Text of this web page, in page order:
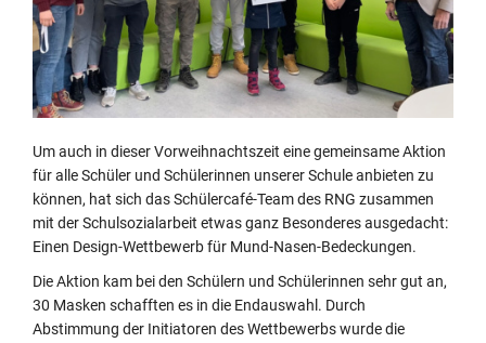
Um auch in dieser Vorweihnachtszeit eine gemeinsame Aktion
für alle Schüler und Schülerinnen unserer Schule anbieten zu
können, hat sich das Schülercafé-Team des RNG zusammen
mit der Schulsozialarbeit etwas ganz Besonderes ausgedacht:
Einen Design-Wettbewerb für Mund-Nasen-Bedeckungen.
Die Aktion kam bei den Schülern und Schülerinnen sehr gut an,
30 Masken schafften es in die Endauswahl. Durch
Abstimmung der Initiatoren des Wettbewerbs wurde die